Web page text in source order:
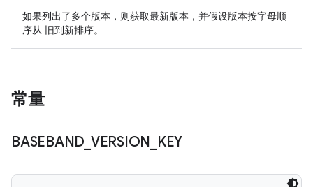
如果列出了多个版本，则获取最新版本，并假设版本按字母顺
序从 旧到新排序。
常量
BASEBAND VERSION KEY